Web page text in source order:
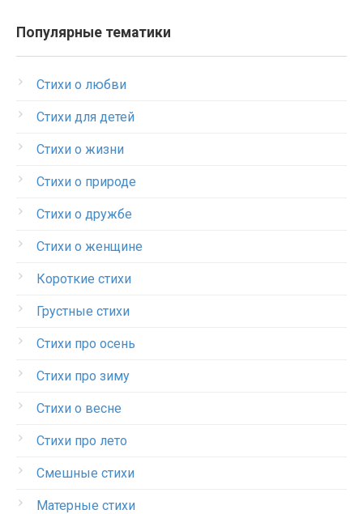
Популярные тематики
Стихи о любви
Стихи для детей
Стихи о жизни
Стихи о природе
Стихи о дружбе
Стихи о женщине
Короткие стихи
Грустные стихи
Стихи про осень
Стихи про зиму
Стихи о весне
Стихи про лето
Смешные стихи
Матерные стихи